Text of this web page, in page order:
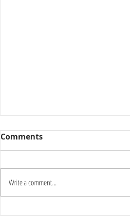
Καύσωνας δύο ημερών:
Comments
Write a comment...